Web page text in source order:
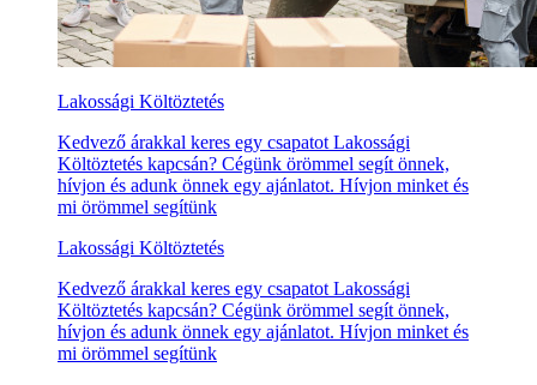
Lakossági Költöztetés
Kedvező árakkal keres egy csapatot Lakossági
Költöztetés kapcsán? Cégünk örömmel segít önnek,
hívjon és adunk önnek egy ajánlatot. Hívjon minket és
mi örömmel segítünk
Lakossági Költöztetés
Kedvező árakkal keres egy csapatot Lakossági
Költöztetés kapcsán? Cégünk örömmel segít önnek,
hívjon és adunk önnek egy ajánlatot. Hívjon minket és
mi örömmel segítünk